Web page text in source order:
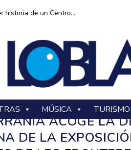
historia de un Centro...
MÚSICA TURISMO
ACOGE LA
DE LA